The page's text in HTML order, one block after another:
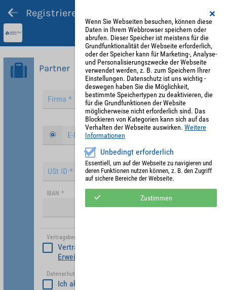
Registrieren und Angebot abgeben
Partner
IBAN *
Vertragsbedinungen akzeptieren
Vertragsbedinungen akzeptieren
Erweiterte Vertragsbedingungen Partner
Datenschutzerklärung akzeptiert
Ich akzeptiere die
Wenn Sie Webseiten besuchen, können diese
Daten in Ihrem Webbrowser speichern oder
abrufen. Dieser Speicher ist meistens für die
Grundfunktionalität der Webseite erforderlich,
oder der Speicher kann für Marketing-, Analyse-
und Personalisierungszwecke der Webseite
verwendet werden, z. B. zum Speichern Ihrer
Einstellungen. Datenschutz ist uns wichtig -
deswegen haben Sie die Möglichkeit,
bestimmte Speichertypen zu deaktivieren, die
für die Grundfunktionen der Website
möglicherweise nicht erforderlich sind. Das
Blockieren von Kategorien kann sich auf das
Verhalten der Webseite auswirken. Weitere
Informationen
Unbedingt erforderlich
Essentiell, um auf der Webseite zu navigieren und
deren Funktionen nutzen können, z. B. den Zugriff
auf sichere Bereiche der Webseite.
Zustimmen